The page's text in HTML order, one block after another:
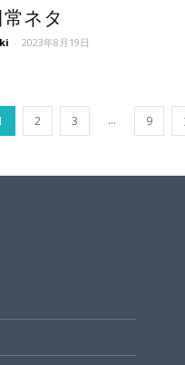
常ネタ
- 2023年8月19日
2 3 ... 9